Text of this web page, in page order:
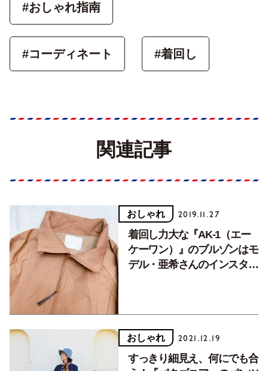
#おしゃれ指南
#コーディネート #着回し
関連記事
おしゃれ 2019.11.27
着回し力大な『AK-1（エー
ケーワン）』のブルゾンはモ
デル・亜希さんのインスタで
おしゃれ 2021.12.19
すっきり細見え、何にでも合